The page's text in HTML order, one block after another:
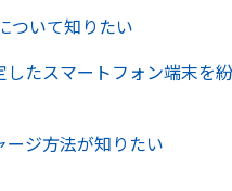
ついて知りたい
たスマートフォン端末を
ージ方法が知りたい